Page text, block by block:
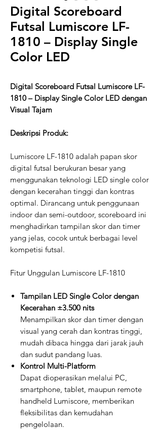
Digital Scoreboard
Futsal Lumiscore LF-
1810 – Display Single
Color LED
Digital Scoreboard Futsal Lumiscore LF-
1810 – Display Single Color LED dengan
Visual Tajam
Deskripsi Produk:
Lumiscore LF-1810 adalah papan skor
digital futsal berukuran besar yang
menggunakan teknologi LED single color
dengan kecerahan tinggi dan kontras
optimal. Dirancang untuk penggunaan
indoor dan semi-outdoor, scoreboard ini
menghadirkan tampilan skor dan timer
yang jelas, cocok untuk berbagai level
kompetisi futsal.
Fitur Unggulan Lumiscore LF-1810
Tampilan LED Single Color dengan
Kecerahan ±3.500 nits
Menampilkan skor dan timer dengan
visual yang cerah dan kontras tinggi,
mudah dibaca hingga dari jarak jauh
dan sudut pandang luas.
Kontrol Multi-Platform
Dapat dioperasikan melalui PC,
smartphone, tablet, maupun remote
handheld Lumiscore, memberikan
fleksibilitas dan kemudahan
pengelolaan.